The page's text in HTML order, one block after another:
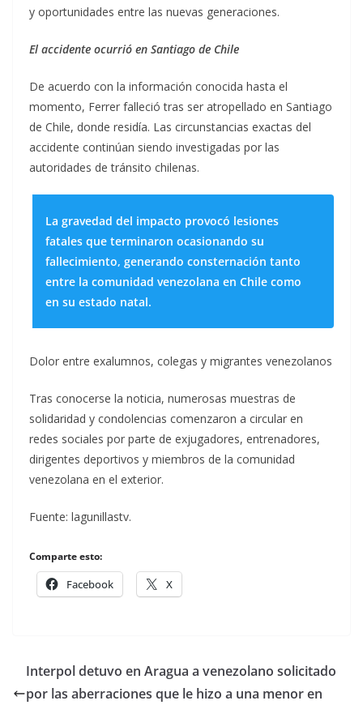
y oportunidades entre las nuevas generaciones.
El accidente ocurrió en Santiago de Chile
De acuerdo con la información conocida hasta el
momento, Ferrer falleció tras ser atropellado en Santiago
de Chile, donde residía. Las circunstancias exactas del
accidente continúan siendo investigadas por las
autoridades de tránsito chilenas.
La gravedad del impacto provocó lesiones
fatales que terminaron ocasionando su
fallecimiento, generando consternación tanto
entre la comunidad venezolana en Chile como
en su estado natal.
Dolor entre exalumnos, colegas y migrantes venezolanos
Tras conocerse la noticia, numerosas muestras de
solidaridad y condolencias comenzaron a circular en
redes sociales por parte de exjugadores, entrenadores,
dirigentes deportivos y miembros de la comunidad
venezolana en el exterior.
Fuente: lagunillastv.
Comparte esto:
Facebook X
Interpol detuvo en Aragua a venezolano solicitado
por las aberraciones que le hizo a una menor en